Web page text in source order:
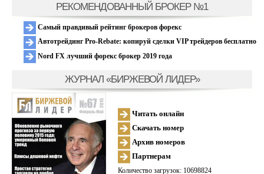
РЕКОМЕНДОВАННЫЙ БРОКЕР №1
Самый правдивый рейтинг брокеров форекс
Автотрейдинг Pro-Rebate: копируй сделки VIP трейдеров бесплатно
Nord FX лучший форекс брокер 2019 года
ЖУРНАЛ «БИРЖЕВОЙ ЛИДЕР»
Читать онлайн
Скачать номер
Архив номеров
Партнерам
Количество загрузок: 10698824